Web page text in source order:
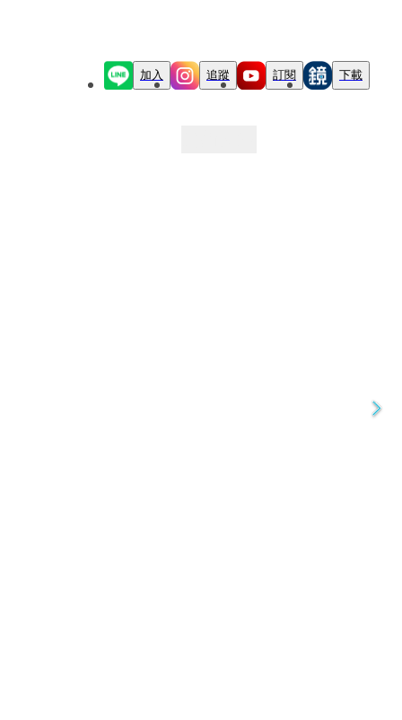
加入 追蹤 訂閱 下載